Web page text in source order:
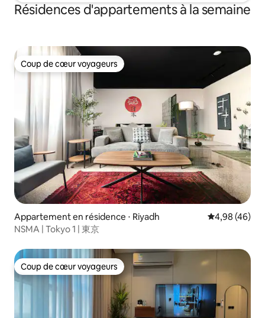
Résidences d'appartements à la semaine
Coup de cœur voyageurs
Coup de cœur voyageurs
Appartement en résidence ⋅ Riyadh Évaluation
4,98 (46)
NSMA | Tokyo 1 | 東京
Coup de cœur voyageurs
Coup de cœur voyageurs